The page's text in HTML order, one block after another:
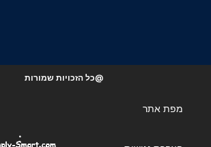
@כל הזכויות שמורות
מפת אתר